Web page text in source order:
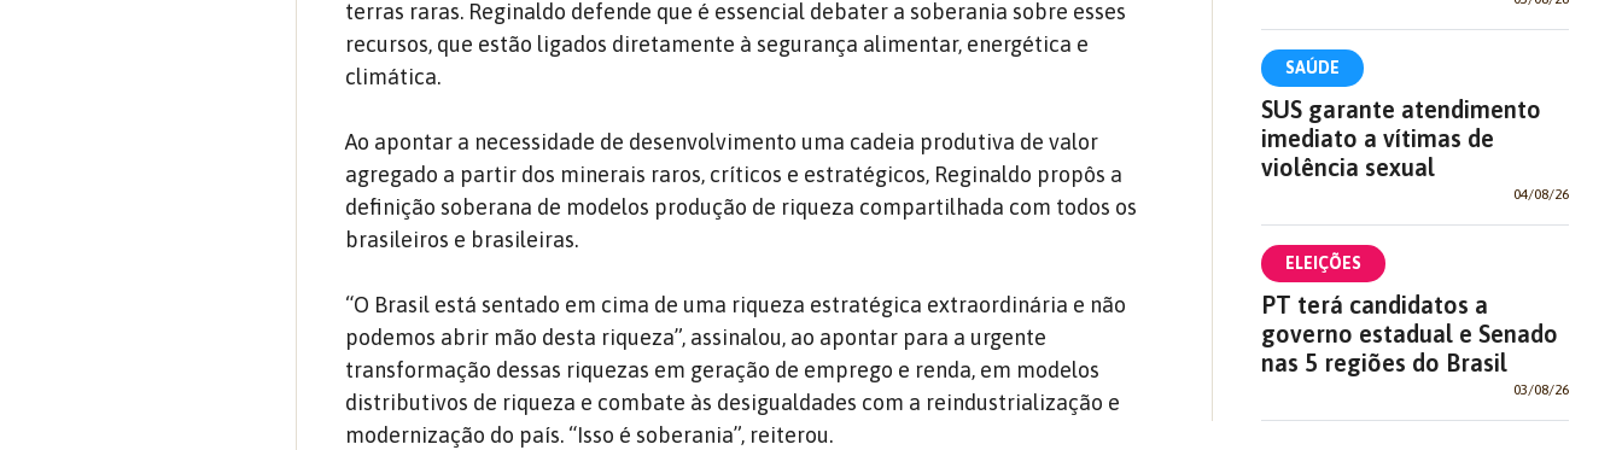
terras raras. Reginaldo defende que é essencial debater a soberania sobre esses
recursos, que estão ligados diretamente à segurança alimentar, energética e
climática.
Ao apontar a necessidade de desenvolvimento uma cadeia produtiva de valor
agregado a partir dos minerais raros, críticos e estratégicos, Reginaldo propôs a
definição soberana de modelos produção de riqueza compartilhada com todos os
brasileiros e brasileiras.
“O Brasil está sentado em cima de uma riqueza estratégica extraordinária e não
podemos abrir mão desta riqueza”, assinalou, ao apontar para a urgente
transformação dessas riquezas em geração de emprego e renda, em modelos
distributivos de riqueza e combate às desigualdades com a reindustrialização e
modernização do país. “Isso é soberania”, reiterou.
SAÚDE
SUS garante atendimento
imediato a vítimas de
violência sexual
04/08/26
ELEIÇÕES
PT terá candidatos a
governo estadual e Senado
nas 5 regiões do Brasil
03/08/26